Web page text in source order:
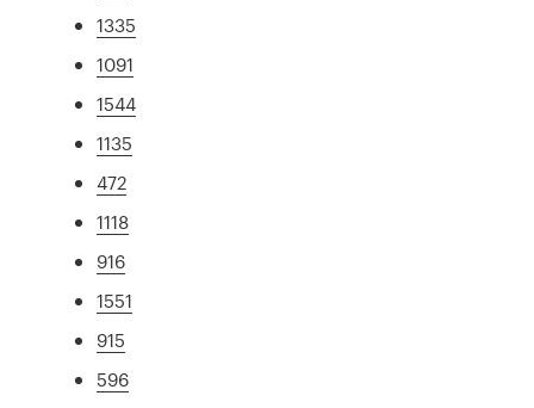
1335
1091
1544
1135
472
1118
916
1551
915
596